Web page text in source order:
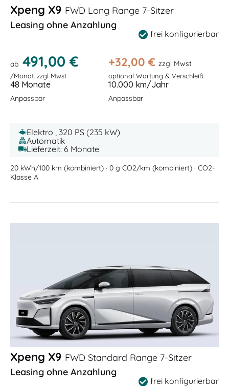
Xpeng X9 FWD Long Range 7-Sitzer
Leasing ohne Anzahlung
frei konfigurierbar
ab 491,00 €
/Monat. zzgl Mwst
+32,00 € zzgl Mwst
optional Wartung & Verschleiß
48 Monate
Anpassbar
10.000 km/Jahr
Anpassbar
Elektro , 320 PS (235 kW)
Automatik
Lieferzeit: 6 Monate
20 kWh/100 km (kombiniert) · 0 g CO2/km (kombiniert) · CO2-
Klasse A
Xpeng X9 FWD Standard Range 7-Sitzer
Leasing ohne Anzahlung
frei konfigurierbar